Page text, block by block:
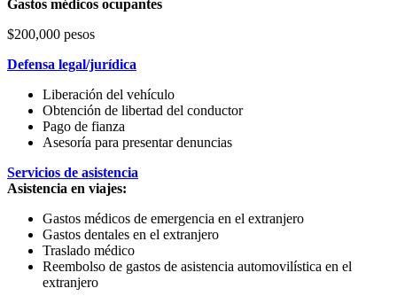
Gastos médicos ocupantes
$200,000 pesos
Defensa legal/jurídica
Liberación del vehículo
Obtención de libertad del conductor
Pago de fianza
Asesoría para presentar denuncias
Servicios de asistencia
Asistencia en viajes:
Gastos médicos de emergencia en el extranjero
Gastos dentales en el extranjero
Traslado médico
Reembolso de gastos de asistencia automovilística en el
extranjero